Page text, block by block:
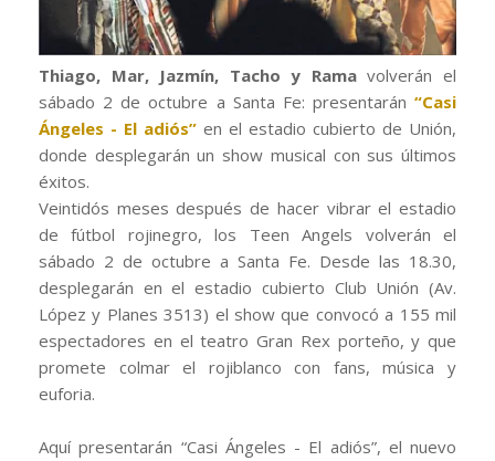
Thiago, Mar, Jazmín, Tacho y Ramavolverán el
sábado 2 de octubre a Santa Fe: presentarán “Casi
Ángeles - El adiós” en el estadio cubierto de Unión,
donde desplegarán un show musical con sus últimos
éxitos.
Veintidós meses después de hacer vibrar el estadio
de fútbol rojinegro, los Teen Angels volverán el
sábado 2 de octubre a Santa Fe. Desde las 18.30,
desplegarán en el estadio cubierto Club Unión (Av.
López y Planes 3513) el show que convocó a 155 mil
espectadores en el teatro Gran Rex porteño, y que
promete colmar el rojiblanco con fans, música y
euforia.
Aquí presentarán “Casi Ángeles - El adiós”, el nuevo